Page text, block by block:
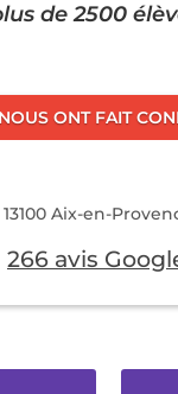
de 2500
ONT FAIT
Aix-en-
266 avis